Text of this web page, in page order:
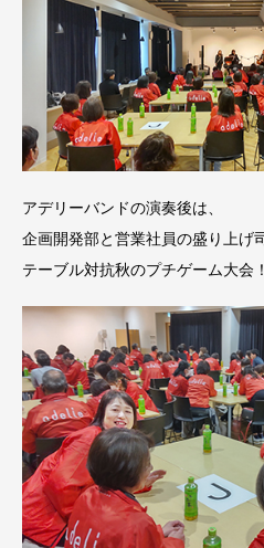
アデリーバンドの演奏後は、
企画開発部と営業社員の盛り上げ
テーブル対抗秋のプチゲーム大会！